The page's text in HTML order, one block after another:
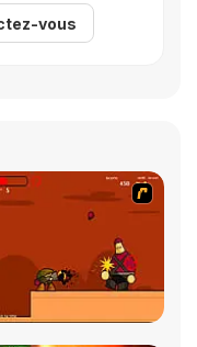
vous